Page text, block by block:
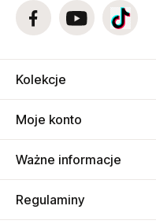
Kolekcje
Moje konto
Ważne informacje
Regulaminy